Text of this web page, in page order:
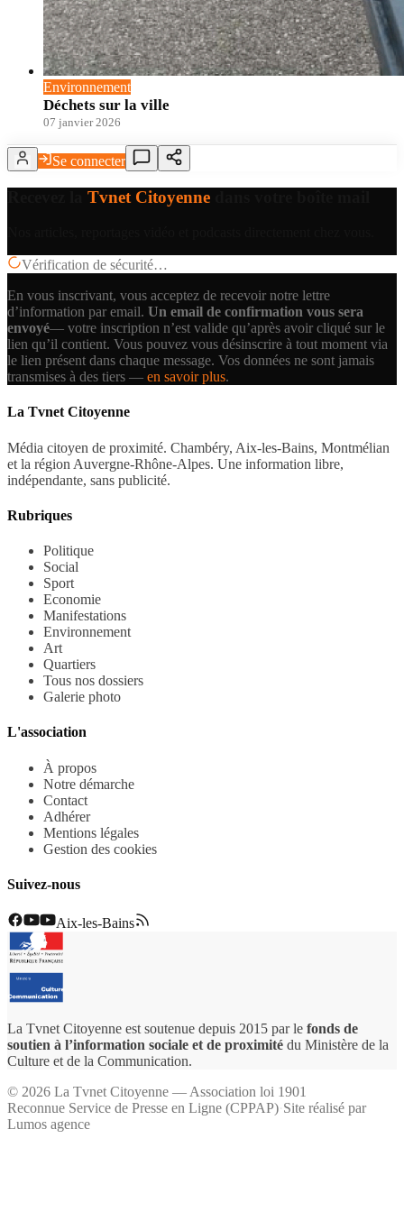
Environnement
Déchets sur la ville
07 janvier 2026
Se connecter
Tvnet Citoyenne
Vérification de sécurité…
En vous inscrivant, vous acceptez de recevoir notre lettre
d’information par email. Un email de confirmation vous sera
envoyé— votre inscription n’est valide qu’après avoir cliqué sur le
lien qu’il contient. Vous pouvez vous désinscrire à tout moment via
le lien présent dans chaque message. Vos données ne sont jamais
transmises à des tiers — en savoir plus.
La Tvnet Citoyenne
Média citoyen de proximité. Chambéry, Aix-les-Bains, Montmélian
et la région Auvergne-Rhône-Alpes. Une information libre,
indépendante, sans publicité.
Rubriques
Politique
Social
Sport
Economie
Manifestations
Environnement
Art
Quartiers
Tous nos dossiers
Galerie photo
L'association
À propos
Notre démarche
Contact
Adhérer
Mentions légales
Gestion des cookies
Suivez-nous
Aix-les-Bains
La Tvnet Citoyenne est soutenue depuis 2015 par le fonds de
soutien à l’information sociale et de proximité du Ministère de la
Culture et de la Communication.
© 2026 La Tvnet Citoyenne — Association loi 1901
Reconnue Service de Presse en Ligne (CPPAP)·Site réalisé par
Lumos agence